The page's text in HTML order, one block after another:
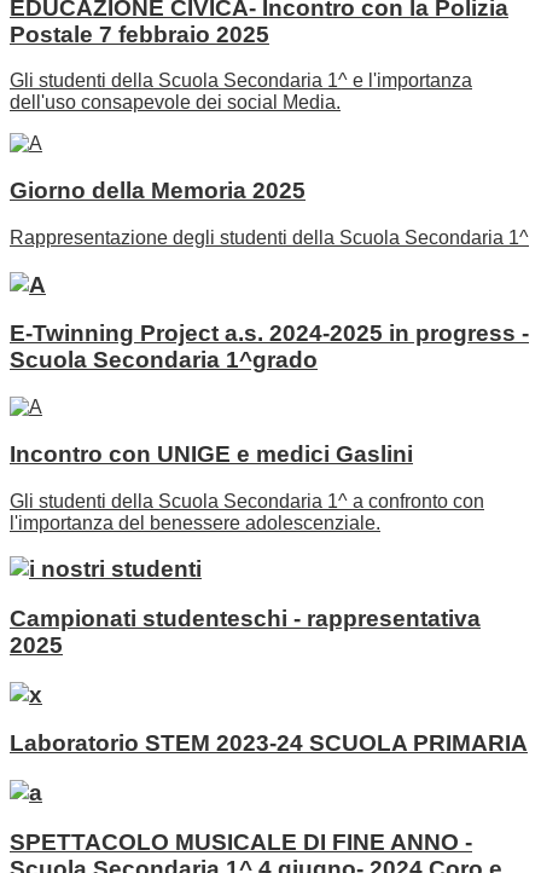
EDUCAZIONE CIVICA- Incontro con la Polizia
Postale 7 febbraio 2025
Gli studenti della Scuola Secondaria 1^ e l'importanza
dell'uso consapevole dei social Media.
Giorno della Memoria 2025
Rappresentazione degli studenti della Scuola Secondaria 1^
E-Twinning Project a.s. 2024-2025 in progress -
Scuola Secondaria 1^grado
Incontro con UNIGE e medici Gaslini
Gli studenti della Scuola Secondaria 1^ a confronto con
l'importanza del benessere adolescenziale.
Campionati studenteschi - rappresentativa
2025
Laboratorio STEM 2023-24 SCUOLA PRIMARIA
SPETTACOLO MUSICALE DI FINE ANNO -